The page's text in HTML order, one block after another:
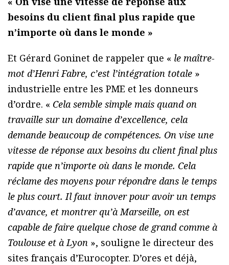
besoins du client final plus rapide que
n’importe où dans le monde »
Et Gérard Goninet de rappeler que « le maître-
mot d’Henri Fabre, c’est l’intégration totale »
industrielle entre les PME et les donneurs
d’ordre. « Cela semble simple mais quand on
travaille sur un domaine d’excellence, cela
demande beaucoup de compétences. On vise une
vitesse de réponse aux besoins du client final plus
rapide que n’importe où dans le monde. Cela
réclame des moyens pour répondre dans le temps
le plus court. Il faut innover pour avoir un temps
d’avance, et montrer qu’à Marseille, on est
capable de faire quelque chose de grand comme à
Toulouse et à Lyon », souligne le directeur des
sites français d’Eurocopter. D’ores et déjà,